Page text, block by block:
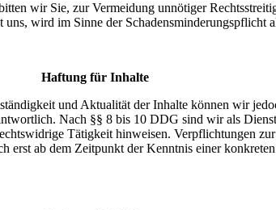
wir Sie, zur Vermeidung unnötiger
wird im Sinne der Schadensminderungspflicht
Haftung für Inhalte
und Aktualität der Inhalte können wir
Nach §§ 8 bis 10 DDG sind wir als
Tätigkeit hinweisen. Verpflichtungen
erst ab dem Zeitpunkt der Kenntnis einer